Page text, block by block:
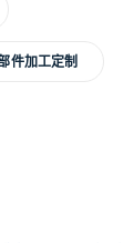
件加工定制